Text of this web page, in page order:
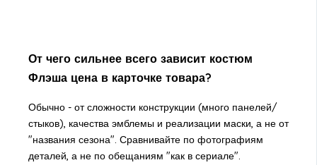
От чего сильнее всего зависит костюм
Флэша цена в карточке товара?
Обычно - от сложности конструкции (много панелей/
стыков), качества эмблемы и реализации маски, а не от
"названия сезона". Сравнивайте по фотографиям
деталей, а не по обещаниям "как в сериале".